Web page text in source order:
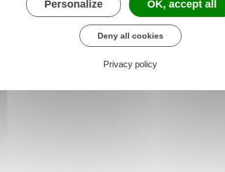
Personalize OK, accept all
Deny all cookies
Privacy policy